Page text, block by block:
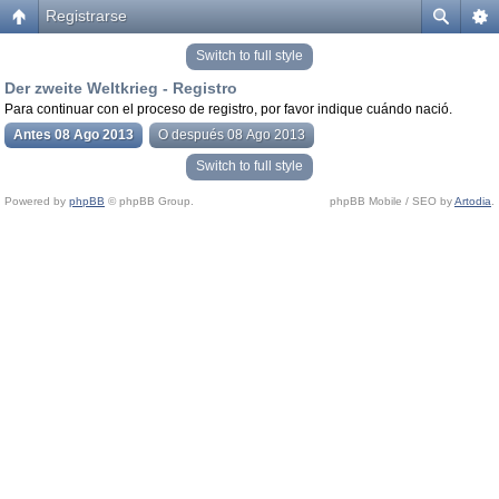
Registrarse
Switch to full style
Der zweite Weltkrieg - Registro
Para continuar con el proceso de registro, por favor indique cuándo nació.
Antes 08 Ago 2013
O después 08 Ago 2013
Switch to full style
Powered by phpBB © phpBB Group. phpBB Mobile / SEO byArtodia